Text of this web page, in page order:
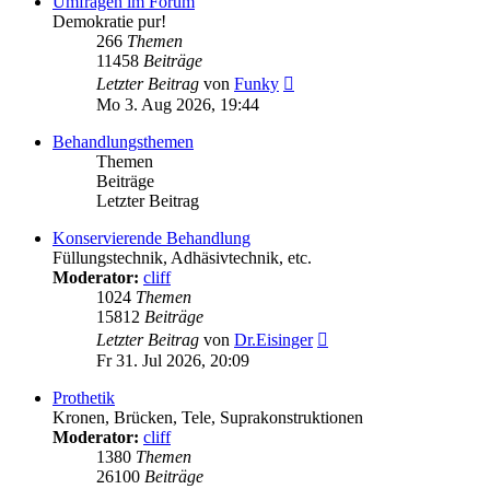
Demokratie pur!
266 Themen
11458 Beiträge
Letzter Beitrag von Funky
Mo 3. Aug 2026, 19:44
Behandlungsthemen
Themen
Beiträge
Letzter Beitrag
Konservierende Behandlung
Füllungstechnik, Adhäsivtechnik, etc.
Moderator: cliff
1024 Themen
15812 Beiträge
Letzter Beitrag von Dr.Eisinger
Fr 31. Jul 2026, 20:09
Prothetik
Kronen, Brücken, Tele, Suprakonstruktionen
Moderator: cliff
1380 Themen
26100 Beiträge